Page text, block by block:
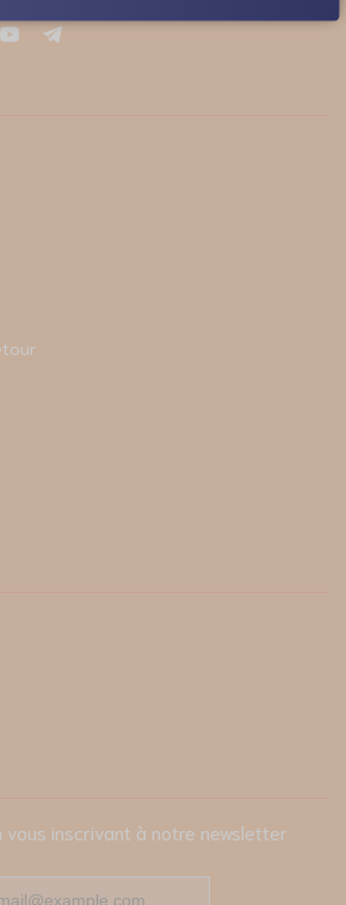
vous inscrivant à notre newsletter